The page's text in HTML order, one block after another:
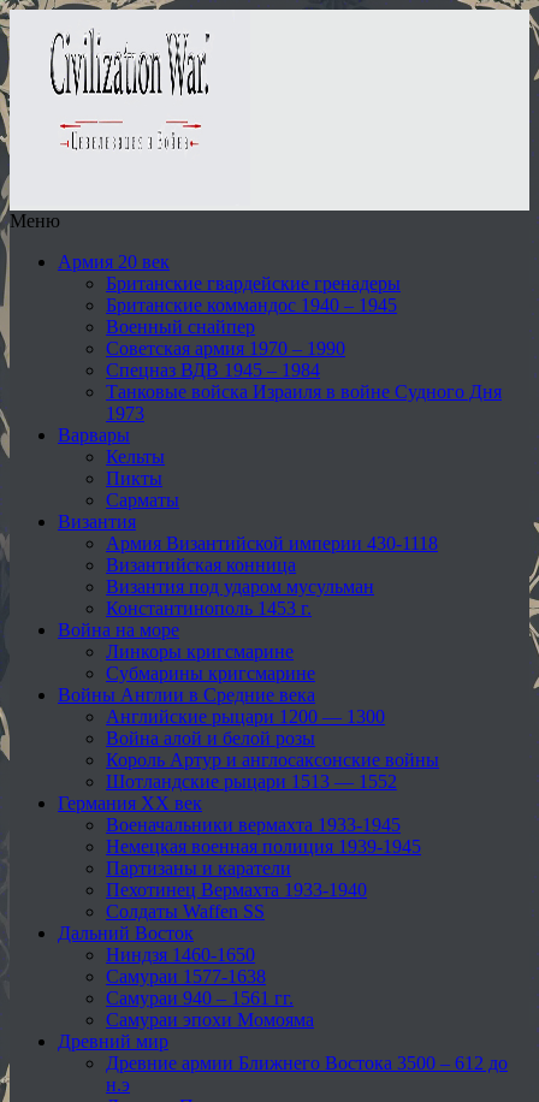
Меню
Армия 20 век
Британские гвардейские гренадеры
Британские коммандос 1940 – 1945
Военный снайпер
Советская армия 1970 – 1990
Спецназ ВДВ 1945 – 1984
Танковые войска Израиля в войне Судного Дня
1973
Варвары
Кельты
Пикты
Сарматы
Византия
Армия Византийской империи 430-1118
Византийская конница
Византия под ударом мусульман
Константинополь 1453 г.
Война на море
Линкоры кригсмарине
Субмарины кригсмарине
Войны Англии в Средние века
Английские рыцари 1200 — 1300
Война алой и белой розы
Король Артур и англосаксонские войны
Шотландские рыцари 1513 — 1552
Германия XX век
Военачальники вермахта 1933-1945
Немецкая военная полиция 1939-1945
Партизаны и каратели
Пехотинец Вермахта 1933-1940
Солдаты Waffen SS
Дальний Восток
Ниндзя 1460-1650
Самураи 1577-1638
Самураи 940 – 1561 гг.
Самураи эпохи Момояма
Древний мир
Древние армии Ближнего Востока 3500 – 612 до
н.э